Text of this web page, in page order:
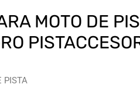
MOTO DE
PISTA